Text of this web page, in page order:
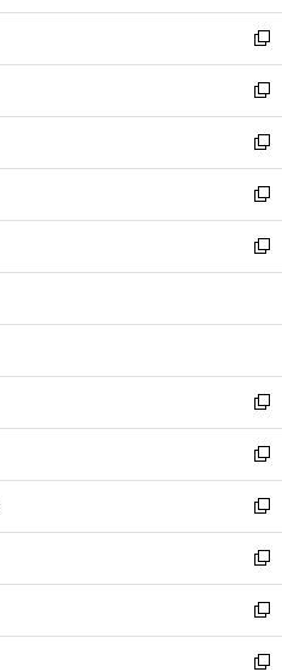
開
く
ウ
で
開
く
ン
ド
ウ
で
開
く
ウ
ィ
ン
ド
ウ
で
開
く
新
し
い
ウ
ィ
ン
ド
ウ
で
開
新
し
い
ウ
ィ
ン
ド
ウ
開
新
し
い
ウ
ィ
ン
ウ
開
く
新
し
い
ウ
ン
ウ
で
開
く
新
し
ウ
ン
ド
ウ
で
開
く
新
し
い
ウ
ィ
ン
ド
ウ
で
開
く
新
し
い
ウ
ィ
ン
ド
ウ
で
新
し
い
ウ
ィ
ン
ド
新
し
い
ウ
ィ
新
し
い
新